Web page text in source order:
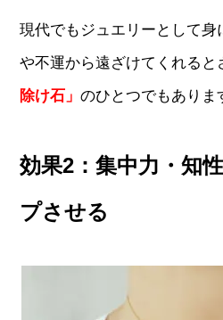
現代でもジュエリーとして身
や不運から遠ざけてくれると
除け石」のひとつでもありま
効果2：集中力・知
プさせる